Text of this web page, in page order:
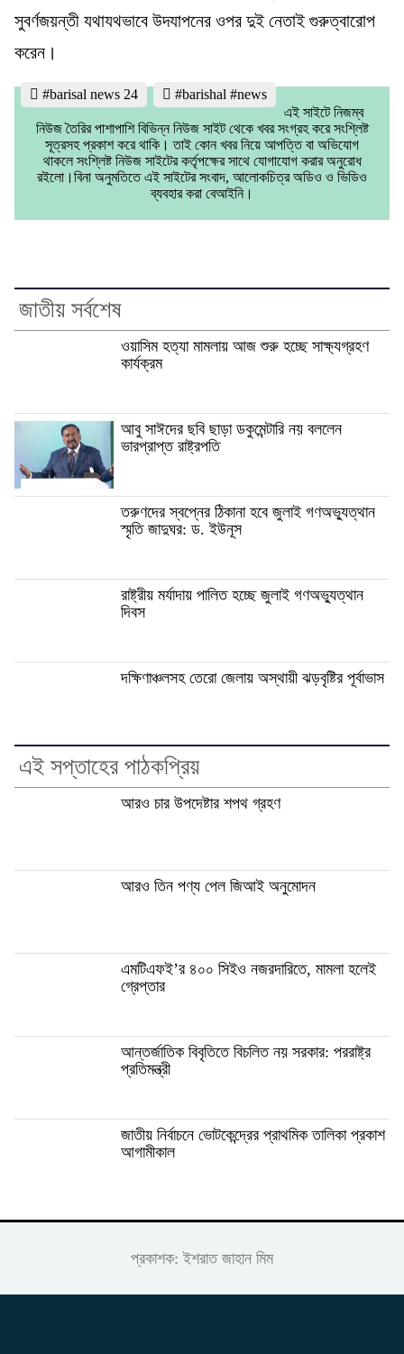
সুবর্ণজয়ন্তী যথাযথভাবে উদযাপনের ওপর দুই নেতাই গুরুত্বারোপ
করেন।
#barisal news 24
#barishal #news
এই সাইটে নিজম্ব
নিউজ তৈরির পাশাপাশি বিভিন্ন নিউজ সাইট থেকে খবর সংগ্রহ করে সংশ্লিষ্ট
সূত্রসহ প্রকাশ করে থাকি। তাই কোন খবর নিয়ে আপত্তি বা অভিযোগ
থাকলে সংশ্লিষ্ট নিউজ সাইটের কর্তৃপক্ষের সাথে যোগাযোগ করার অনুরোধ
রইলো।বিনা অনুমতিতে এই সাইটের সংবাদ, আলোকচিত্র অডিও ও ভিডিও
ব্যবহার করা বেআইনি।
জাতীয় সর্বশেষ
ওয়াসিম হত্যা মামলায় আজ শুরু হচ্ছে সাক্ষ্যগ্রহণ
কার্যক্রম
আবু সাঈদের ছবি ছাড়া ডকুমেন্টারি নয় বললেন
ভারপ্রাপ্ত রাষ্ট্রপতি
তরুণদের স্বপ্নের ঠিকানা হবে জুলাই গণঅভ্যুত্থান
স্মৃতি জাদুঘর: ড. ইউনূস
রাষ্ট্রীয় মর্যাদায় পালিত হচ্ছে জুলাই গণঅভ্যুত্থান
দিবস
দক্ষিণাঞ্চলসহ তেরো জেলায় অস্থায়ী ঝড়বৃষ্টির পূর্বাভাস
এই সপ্তাহের পাঠকপ্রিয়
আরও চার উপদেষ্টার শপথ গ্রহণ
আরও তিন পণ্য পেল জিআই অনুমোদন
এমটিএফই’র ৪০০ সিইও নজরদারিতে, মামলা হলেই
গ্রেপ্তার
আন্তর্জাতিক বিবৃতিতে বিচলিত নয় সরকার: পররাষ্ট্র
প্রতিমন্ত্রী
জাতীয় নির্বাচনে ভোটকেন্দ্রের প্রাথমিক তালিকা প্রকাশ
আগামীকাল
প্রকাশক: ইশরাত জাহান মিম